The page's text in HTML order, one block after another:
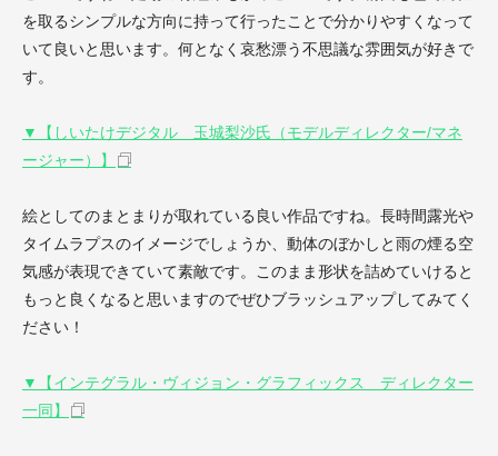
を取るシンプルな方向に持って行ったことで分かりやすくなって
いて良いと思います。何となく哀愁漂う不思議な雰囲気が好きで
す。
▼【しいたけデジタル 玉城梨沙氏（モデルディレクター/マネ
ージャー）】
絵としてのまとまりが取れている良い作品ですね。長時間露光や
タイムラプスのイメージでしょうか、動体のぼかしと雨の煙る空
気感が表現できていて素敵です。このまま形状を詰めていけると
もっと良くなると思いますのでぜひブラッシュアップしてみてく
ださい！
▼【インテグラル・ヴィジョン・グラフィックス ディレクター
一同】